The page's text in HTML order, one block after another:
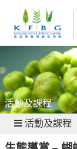
活動及課程
活動及課程